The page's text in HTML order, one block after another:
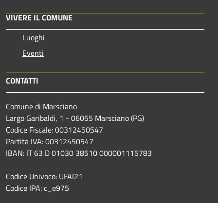
VIVERE IL COMUNE
Luoghi
Eventi
CONTATTI
Comune di Marsciano
Largo Garibaldi, 1 - 06055 Marsciano (PG)
Codice Fiscale: 00312450547
Partita IVA: 00312450547
IBAN: IT 63 D 01030 38510 000001115783
Codice Univoco: UFAI21
Codice IPA: c_e975